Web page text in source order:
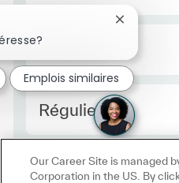
Required Id
R49417
Employee Type
Régulier
Fermer la
Emplois similaires
Our Career Site is managed
Corporation in the US. By